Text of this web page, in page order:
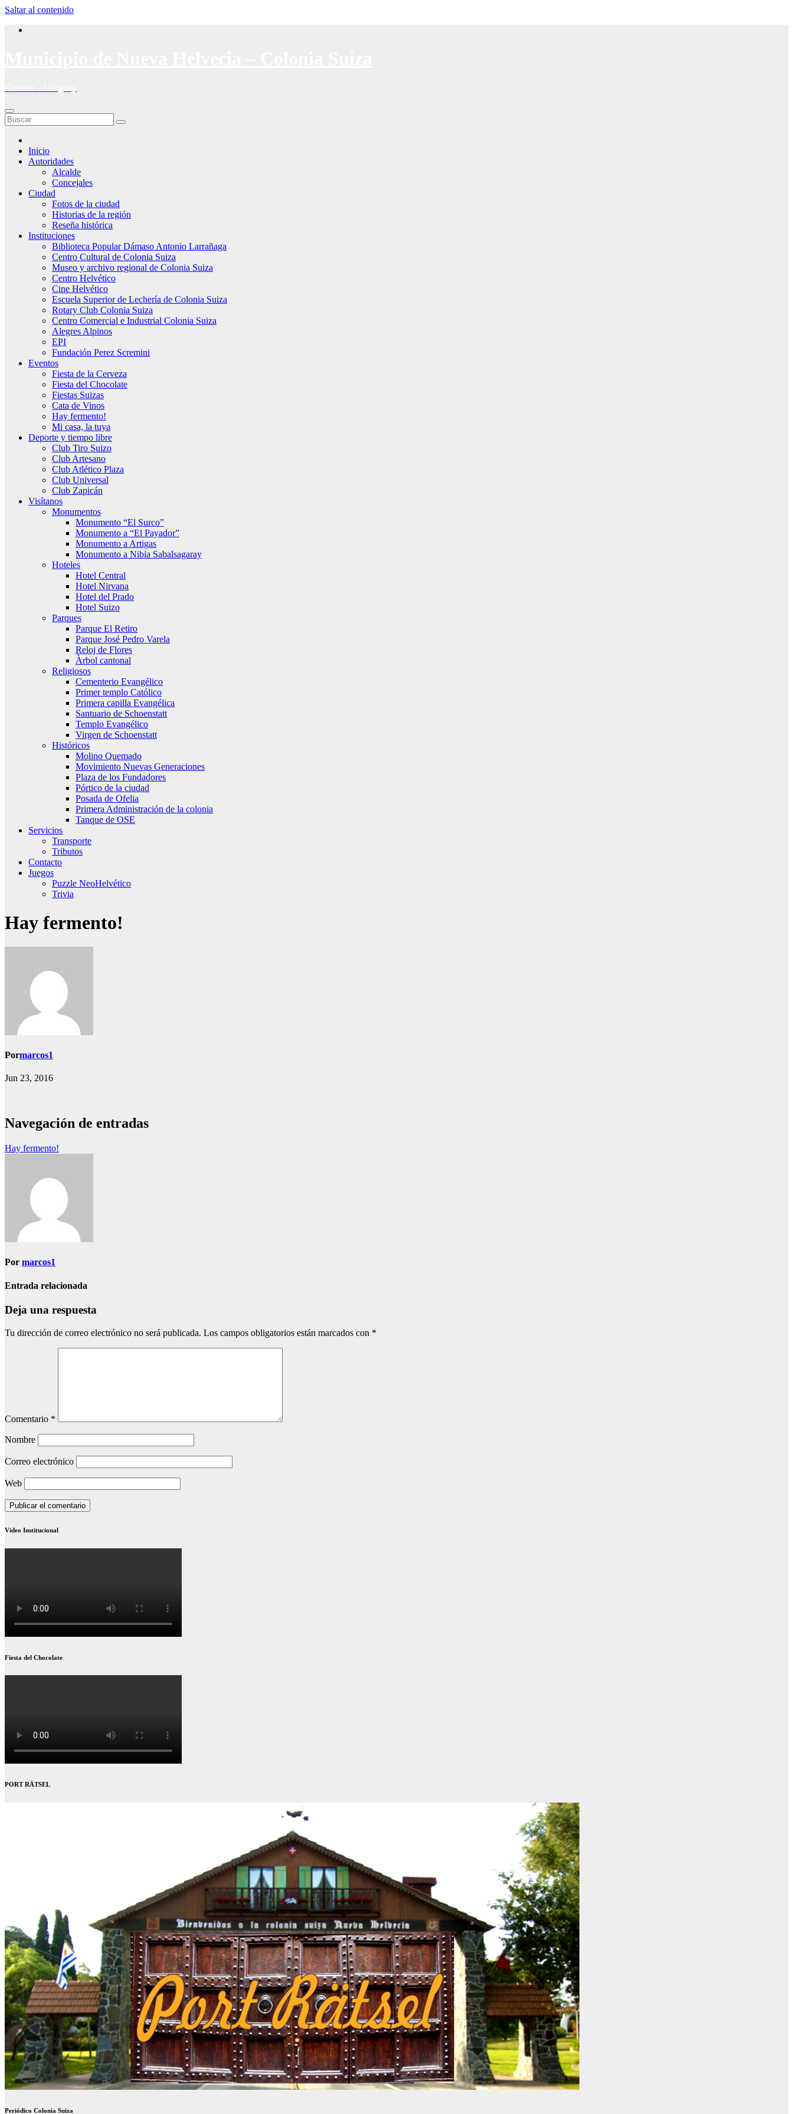
Saltar al contenido
Inicio
Autoridades
Alcalde
Concejales
Ciudad
Fotos de la ciudad
Historias de la región
Reseña histórica
Instituciones
Biblioteca Popular Dámaso Antonio Larrañaga
Centro Cultural de Colonia Suiza
Museo y archivo regional de Colonia Suiza
Centro Helvético
Cine Helvético
Escuela Superior de Lechería de Colonia Suiza
Rotary Club Colonia Suiza
Centro Comercial e Industrial Colonia Suiza
Alegres Alpinos
EPI
Fundación Perez Scremini
Eventos
Fiesta de la Cerveza
Fiesta del Chocolate
Fiestas Suizas
Cata de Vinos
Hay fermento!
Mi casa, la tuya
Deporte y tiempo libre
Club Tiro Suizo
Club Artesano
Club Atlético Plaza
Club Universal
Club Zapicán
Visítanos
Monumentos
Monumento “El Surco”
Monumento a “El Payador”
Monumento a Artigas
Monumento a Nibia Sabalsagaray
Hoteles
Hotel Central
Hotel Nirvana
Hotel del Prado
Hotel Suizo
Parques
Parque El Retiro
Parque José Pedro Varela
Reloj de Flores
Àrbol cantonal
Religiosos
Cementerio Evangélico
Primer templo Católico
Primera capilla Evangélica
Santuario de Schoenstatt
Templo Evangélico
Virgen de Schoenstatt
Históricos
Molino Quemado
Movimiento Nuevas Generaciones
Plaza de los Fundadores
Pórtico de la ciudad
Posada de Ofelia
Primera Administración de la colonia
Tanque de OSE
Servicios
Transporte
Tributos
Contacto
Juegos
Puzzle NeoHelvético
Trivia
Hay fermento!
Pormarcos1
Jun 23, 2016
Navegación de entradas
Hay fermento!
Por marcos1
Entrada relacionada
Deja una respuesta
Tu dirección de correo electrónico no será publicada. Los campos obligatorios están marcados con *
Comentario *
Nombre
Correo electrónico
Web
Video Institucional
Fiesta del Chocolate
PORT RÄTSEL
Periódico Colonia Suiza